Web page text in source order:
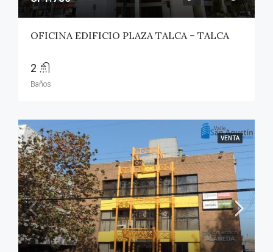
OFICINA EDIFICIO PLAZA TALCA – TALCA
2
Baños
VENTA